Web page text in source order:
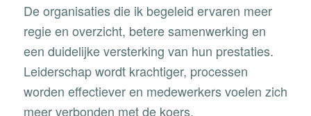
De organisaties die ik begeleid ervaren meer
regie en overzicht, betere samenwerking en
een duidelijke versterking van hun prestaties.
Leiderschap wordt krachtiger, processen
worden effectiever en medewerkers voelen zich
meer verbonden met de koers.